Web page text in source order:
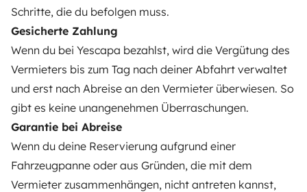
Schritte, die du befolgen muss.
Gesicherte Zahlung
Wenn du bei Yescapa bezahlst, wird die Vergütung des
Vermieters bis zum Tag nach deiner Abfahrt verwaltet
und erst nach Abreise an den Vermieter überwiesen. So
gibt es keine unangenehmen Überraschungen.
Garantie bei Abreise
Wenn du deine Reservierung aufgrund einer
Fahrzeugpanne oder aus Gründen, die mit dem
Vermieter zusammenhängen, nicht antreten kannst,
Mietversicherung
Mietpannenhilfe
Hilfe für Vermieter
Ratenzahlung